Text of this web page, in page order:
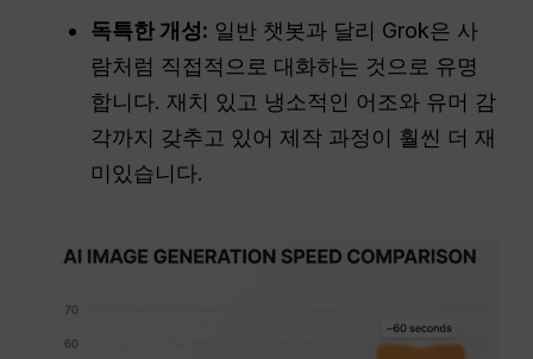
독특한 개성: 일반 챗봇과 달리 Grok은 사
람처럼 직접적으로 대화하는 것으로 유명
합니다. 재치 있고 냉소적인 어조와 유머 감
각까지 갖추고 있어 제작 과정이 훨씬 더 재
미있습니다.